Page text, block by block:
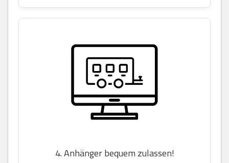
4. Anhänger bequem zulassen!